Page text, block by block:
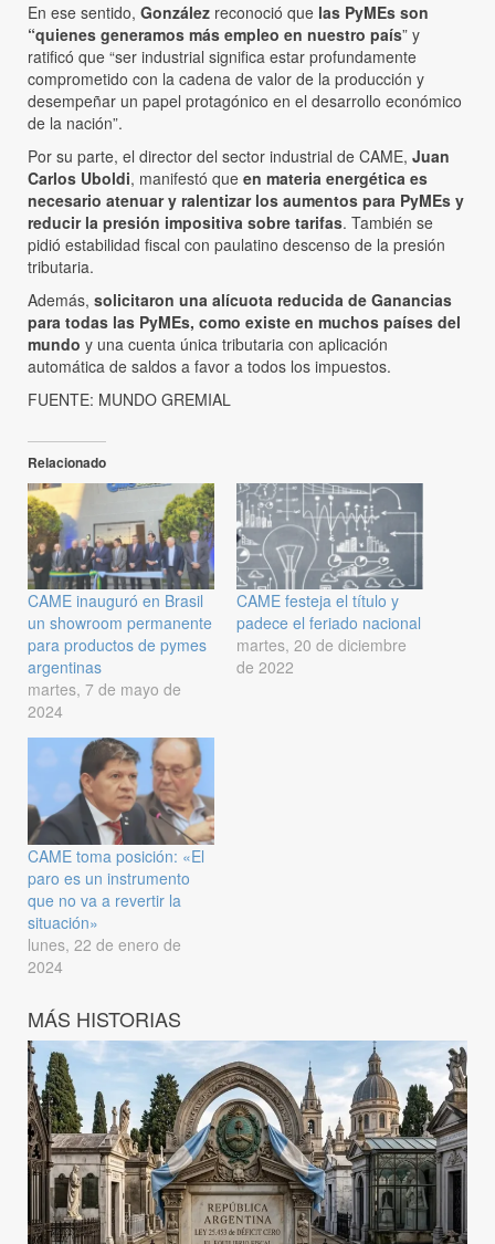
En ese sentido, González reconoció que las PyMEs son
“quienes generamos más empleo en nuestro país” y
ratificó que “ser industrial significa estar profundamente
comprometido con la cadena de valor de la producción y
desempeñar un papel protagónico en el desarrollo económico
de la nación”.
Por su parte, el director del sector industrial de CAME, Juan
Carlos Uboldi, manifestó que en materia energética es
necesario atenuar y ralentizar los aumentos para PyMEs y
reducir la presión impositiva sobre tarifas. También se
pidió estabilidad fiscal con paulatino descenso de la presión
tributaria.
Además, solicitaron una alícuota reducida de Ganancias
para todas las PyMEs, como existe en muchos países del
mundo y una cuenta única tributaria con aplicación
automática de saldos a favor a todos los impuestos.
FUENTE: MUNDO GREMIAL
Relacionado
CAME inauguró en Brasil
un showroom permanente
para productos de pymes
argentinas
martes, 7 de mayo de
2024
CAME festeja el título y
padece el feriado nacional
martes, 20 de diciembre
de 2022
CAME toma posición: «El
paro es un instrumento
que no va a revertir la
situación»
lunes, 22 de enero de
2024
MÁS HISTORIAS